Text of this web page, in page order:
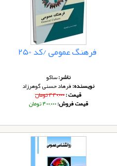
فرهنگ عمومی /کد 250
ناشر:ساکو
نویسنده:فرهاد حسنی گوهرزاد
قیمت :۴۴۰,۰۰۰ تومان
قیمت فروش:۴۰۰,۰۰۰ تومان